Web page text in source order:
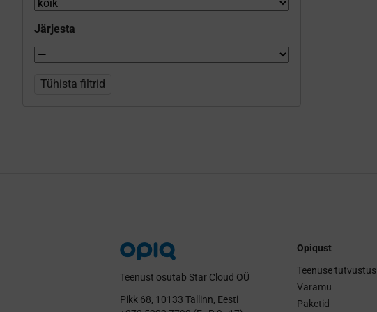
Järjesta
Tühista filtrid
Teenust osutab Star Cloud OÜ
Pikk 68, 10133 Tallinn, Eesti
Opiqust
Teenuse tutvustus
Varamu
Paketid